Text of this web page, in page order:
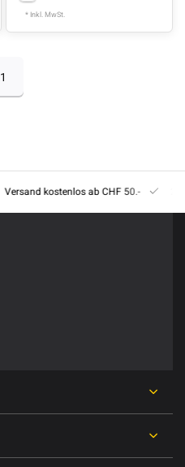
* Inkl. MwSt.
1
Versand kostenlos ab CHF 50.-